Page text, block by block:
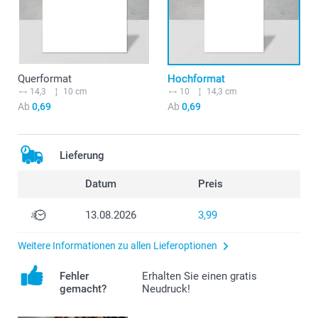
Querformat
14,3 10 cm
Ab 0,69
Hochformat
10 14,3 cm
Ab 0,69
Lieferung
Datum Preis
13.08.2026 3,99
Weitere Informationen zu allen Lieferoptionen
Fehler
gemacht?
Erhalten Sie einen gratis
Neudruck!